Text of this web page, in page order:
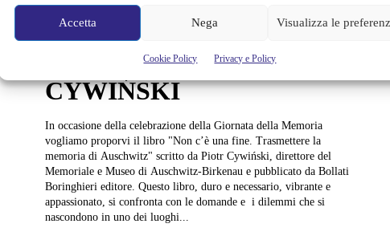
Accetta Nega Visualizza le
Cookie Policy Privacy e Policy
MEMORIA DI
AUSCHWITZ” DI PIOTR
CYWIŃSKI
In occasione della celebrazione della Giornata della Memoria
vogliamo proporvi il libro "Non c’è una fine. Trasmettere la
memoria di Auschwitz" scritto da Piotr Cywiński, direttore del
Memoriale e Museo di Auschwitz-Birkenau e pubblicato da Bollati
Boringhieri editore. Questo libro, duro e necessario, vibrante e
appassionato, si confronta con le domande e i dilemmi che si
nascondono in uno dei luoghi...